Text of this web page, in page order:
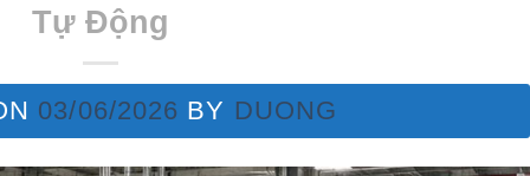
Tự Động
03/06/2026 BY DUONG